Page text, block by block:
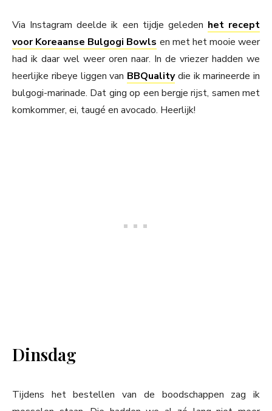
Via Instagram deelde ik een tijdje geleden het recept
voor Koreaanse Bulgogi Bowls en met het mooie weer
had ik daar wel weer oren naar. In de vriezer hadden we
heerlijke ribeye liggen van BBQualitydie ik marineerde in
bulgogi-marinade. Dat ging op een bergje rijst, samen met
komkommer, ei, taugé en avocado. Heerlijk!
Dinsdag
Tijdens het bestellen van de boodschappen zag ik